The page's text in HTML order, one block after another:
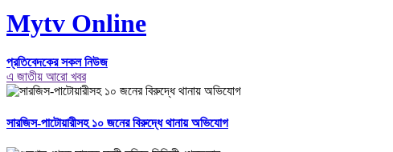
Mytv Online
প্রতিবেদকের সকল নিউজ
এ জাতীয় আরো খবর
সারজিস-পাটোয়ারীসহ ১০ জনের বিরুদ্ধে থানায় অভিযোগ